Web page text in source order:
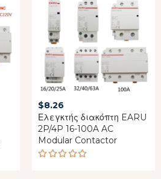
$8.26
Ελεγκτής διακόπτη EARU
2P/4P 16-100A AC
Modular Contactor